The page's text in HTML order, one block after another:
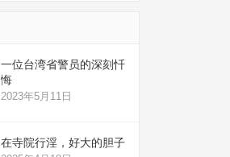
一位台湾省警员的深刻忏
悔
2023年5月11日
在寺院行淫，好大的胆子